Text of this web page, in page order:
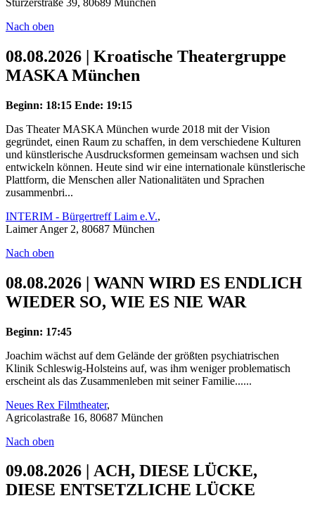
Stürzerstraße 39, 80689 München
Nach oben
08.08.2026 | Kroatische Theatergruppe
MASKA München
Beginn: 18:15 Ende: 19:15
Das Theater MASKA München wurde 2018 mit der Vision
gegründet, einen Raum zu schaffen, in dem verschiedene Kulturen
und künstlerische Ausdrucksformen gemeinsam wachsen und sich
entwickeln können. Heute sind wir eine internationale künstlerische
Plattform, die Menschen aller Nationalitäten und Sprachen
zusammenbri...
INTERIM - Bürgertreff Laim e.V.,
Laimer Anger 2, 80687 München
Nach oben
08.08.2026 | WANN WIRD ES ENDLICH
WIEDER SO, WIE ES NIE WAR
Beginn: 17:45
Joachim wächst auf dem Gelände der größten psychiatrischen
Klinik Schleswig-Holsteins auf, was ihm weniger problematisch
erscheint als das Zusammenleben mit seiner Familie......
Neues Rex Filmtheater,
Agricolastraße 16, 80687 München
Nach oben
09.08.2026 | ACH, DIESE LÜCKE,
DIESE ENTSETZLICHE LÜCKE